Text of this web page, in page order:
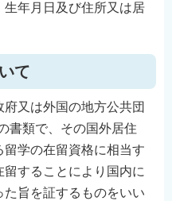
年月日及び住所又は居
て
府又は外国の地方公共団
書類で、その国外居住
学の在留資格に相当す
することにより国内に
旨を証するものをいい